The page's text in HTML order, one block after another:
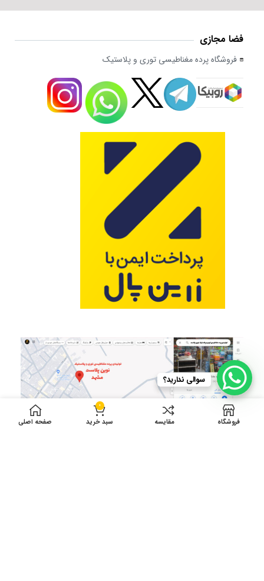
فضا مجازی
فروشگاه پرده مغناطیسی توری و پلاستیک
سوالی ندارید؟
فروشگاه مقایسه
0
سبد خرید صفحه اصلی